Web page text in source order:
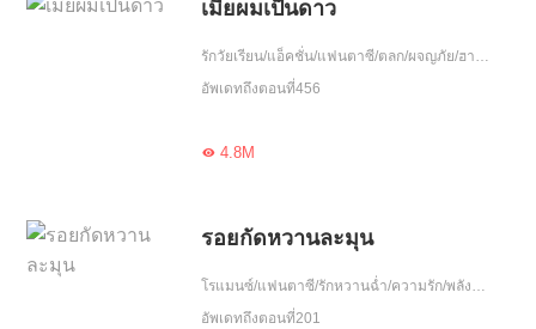
เมียผมเป็นดาว
รักวัยเรียน/แอ็คชั่น/แฟนตาซี/ตลก/ผจญภัย/ฮาเร็ม/แก๊ง/ฮีโร่มาช่วย/ดาวโรงเรียน
อัพเดทถึงตอนที่456
4.8M
รอยกัดหวานละมุน
โรแมนซ์/แฟนตาซี/รักหวานฉ่ำ/ความรัก/พลังวิเศษ/มนุษย์และปีศาจ/จบ
อัพเดทถึงตอนที่201